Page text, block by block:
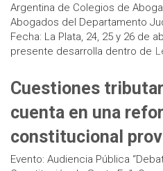
Argentina de Colegios de
Abogados del Departamento
Fecha: La Plata, 24, 25 y 26 de
presente desarrolla dentro de
Cuestiones
cuenta en una
constitucional
Evento: Audiencia Pública